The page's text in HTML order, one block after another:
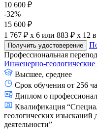
10 600 ₽
-32%
15 600 ₽
1 767 ₽ x 6 или 883 ₽ x 12
Получить удостоверение
Профессиональная
Инженерно-геологические
Высшее, среднее
Срок обучения от 256
Диплом о
Квалификация
геологических изысканий
деятельности”